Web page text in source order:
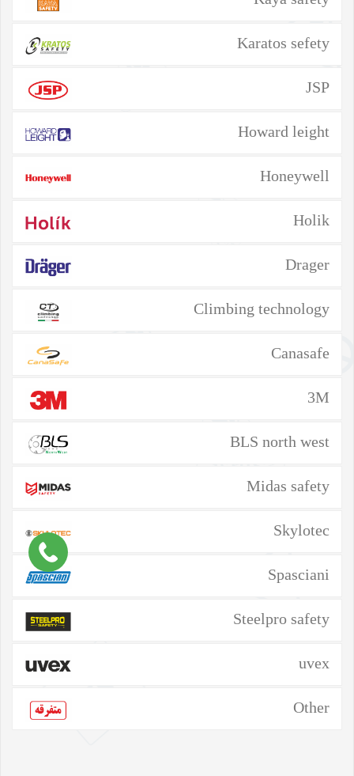
Karatos sefety
JSP
Howard leight
Honeywell
Holik
Drager
Climbing technology
Canasafe
3M
BLS north west
Midas safety
Skylotec
Spasciani
Steelpro safety
uvex
Other